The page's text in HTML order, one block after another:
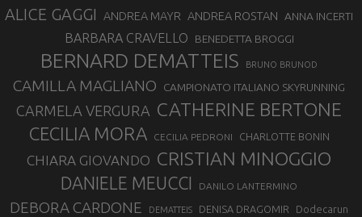
ALICE GAGGI ANDREA MAYR ANDREA ROSTAN ANNA INCERTI
BARBARA CRAVELLO BENEDETTA BROGGI
BERNARD DEMATTEIS BRUNO BRUNOD
CAMILLA MAGLIANO CAMPIONATO ITALIANO SKYRUNNING
CARMELA VERGURA CATHERINE BERTONE
CECILIA MORA CECILIA PEDRONI CHARLOTTE BONIN
CHIARA GIOVANDO CRISTIAN MINOGGIO
DANIELE MEUCCI DANILO LANTERMINO
DEBORA CARDONE DEMATTEIS DENISA DRAGOMIR Dodecarun